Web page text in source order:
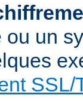
ou un
SSL/